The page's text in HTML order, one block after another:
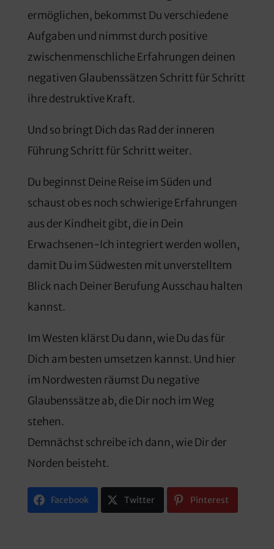
ermöglichen, bekommst Du verschiedene
Aufgaben und nimmst durch positive
zwischenmenschliche Erfahrungen deinen
negativen Glaubenssätzen Schritt für Schritt
ihre destruktive Kraft.
Und so bringt Dich das Rad der inneren
Führung Schritt für Schritt weiter.
Du beginnst Deine Reise im Süden und
schaust ob es noch schwierige Erfahrungen
aus der Kindheit gibt, die in Dein
Erwachsenen-Ich integriert werden wollen,
damit Du im Südwesten mit unverstelltem
Blick nach Deiner Berufung Ausschau halten
kannst.
Im Westen klärst Du dann, wie Du das für
Dich am besten umsetzen kannst. Und hier
im Nordwesten räumst Du negative
Glaubenssätze ab, die Dir noch im Weg
stehen.
Demnächst schreibe ich dann, wie Dir der
Norden beisteht.
Facebook Twitter Pinterest